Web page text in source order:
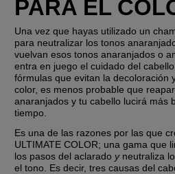
PARA EL
Una vez que hayas utilizado un
para neutralizar los tonos
vuelvan esos tonos anaranjados o
entra en juego el cuidado del
fórmulas que evitan la decoloración
color, es menos probable que
anaranjados y tu cabello lucirá más
tiempo.
Es una de las razones por las que
ULTIMATE COLOR; una gama que
los pasos del aclarado y neutraliza
el tono. Es decir, tres causas del